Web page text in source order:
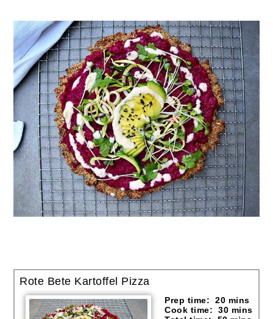
Rote Bete Kartoffel Pizza
Prep time: 20 mins
Cook time: 30 mins